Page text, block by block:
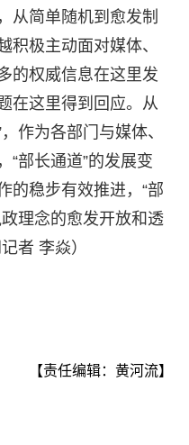
从简单随机到愈发制
积极主动面对媒体、
的权威信息在这里发
在这里得到回应。从
作为各部门与媒体、
“部长通道”的发展变
的稳步有效推进，“部
理念的愈发开放和透
者 李焱）
【责任编辑：黄河流】